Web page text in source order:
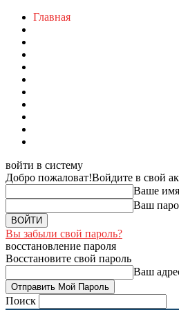
Главная
войти в систему
Добро пожаловат!Войдите в свой
Ваше имя
Ваш
Вы забыли свой пароль?
восстановление пароля
Восстановите свой пароль
Ваш
Поиск